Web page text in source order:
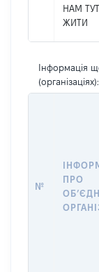
НАМ ТУТ
ЖИТИ
Інформація
(організаціях):
№
ПРО